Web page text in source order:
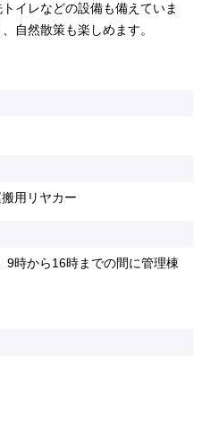
イレなどの設備も備えていま
自然散策も楽しめます。
用リヤカー
9時から16時までの間に管理棟